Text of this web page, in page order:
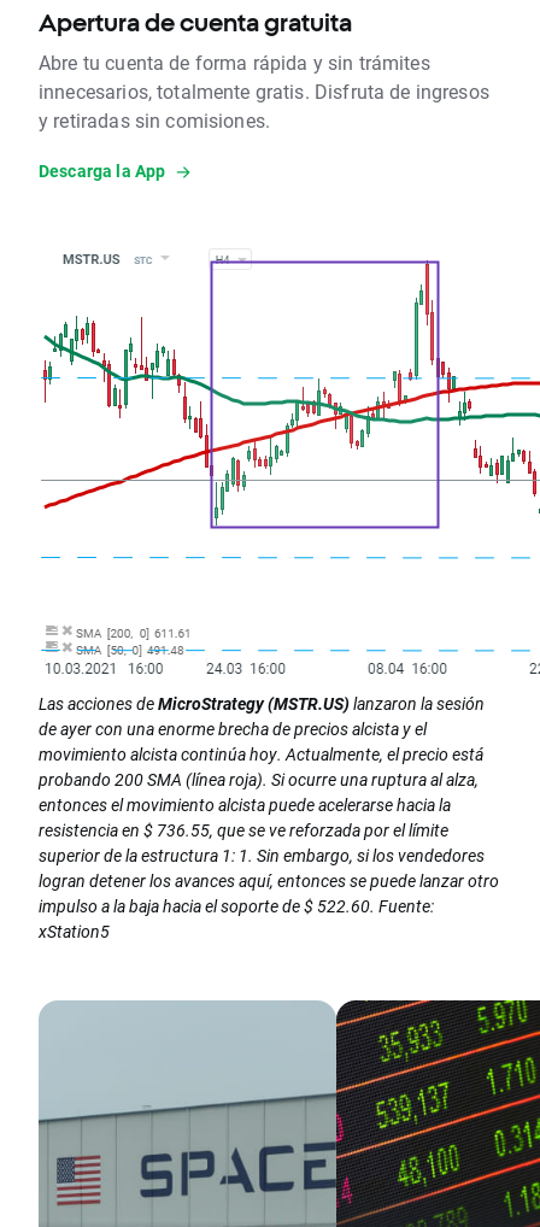
Apertura de cuenta gratuita
Abre tu cuenta de forma rápida y sin trámites
innecesarios, totalmente gratis. Disfruta de ingresos
y retiradas sin comisiones.
Descarga la App
Las acciones deMicroStrategy (MSTR.US)lanzaron la sesión
de ayer con una enorme brecha de precios alcista y el
movimiento alcista continúa hoy. Actualmente, el precio está
probando 200 SMA (línea roja). Si ocurre una ruptura al alza,
entonces el movimiento alcista puede acelerarse hacia la
resistencia en $ 736.55, que se ve reforzada por el límite
superior de la estructura 1: 1. Sin embargo, si los vendedores
logran detener los avances aquí, entonces se puede lanzar otro
impulso a la baja hacia el soporte de $ 522.60. Fuente:
xStation5